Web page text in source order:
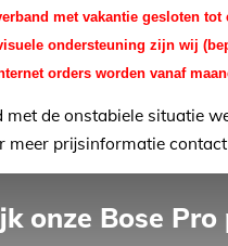
met vakantie gesloten tot
ondersteuning zijn wij
orders worden vanaf
met de onstabiele situatie
meer prijsinformatie
onze Bose